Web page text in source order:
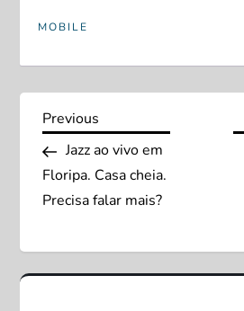
MOBILE
N
a
v
e
Previous
Post
Previous
Jazz ao vivo em
Floripa. Casa cheia.
Precisa falar mais?